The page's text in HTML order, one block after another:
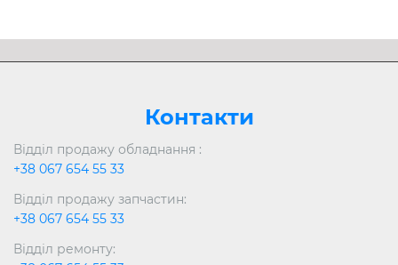
Контакти
Відділ продажу обладнання :
+38 067 654 55 33
Відділ продажу запчастин:
+38 067 654 55 33
Відділ ремонту: